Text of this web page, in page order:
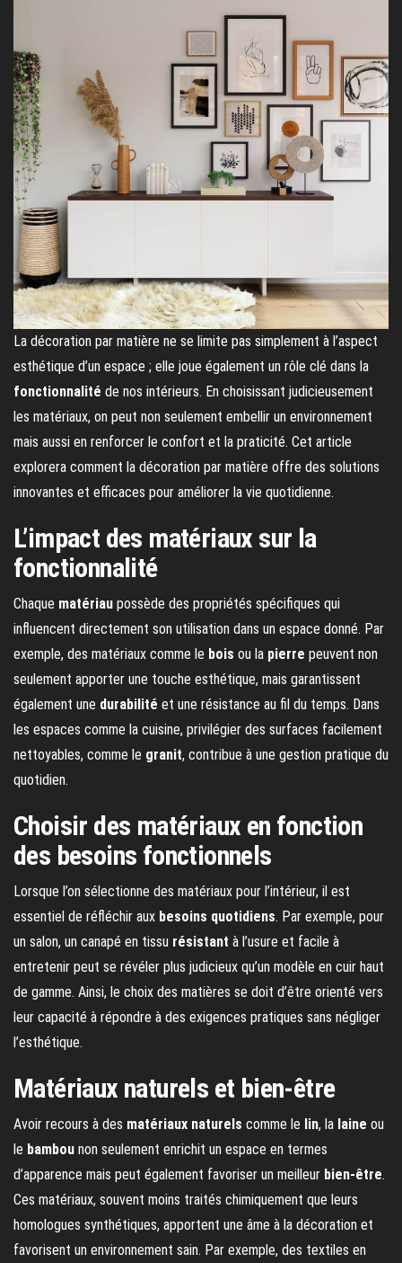
La décoration par matière ne se limite pas simplement à l’aspect
esthétique d’un espace ; elle joue également un rôle clé dans la
fonctionnalité de nos intérieurs. En choisissant judicieusement
les matériaux, on peut non seulement embellir un environnement
mais aussi en renforcer le confort et la praticité. Cet article
explorera comment la décoration par matière offre des solutions
innovantes et efficaces pour améliorer la vie quotidienne.
L’impact des matériaux sur la
fonctionnalité
Chaque matériau possède des propriétés spécifiques qui
influencent directement son utilisation dans un espace donné. Par
exemple, des matériaux comme le bois ou la pierre peuvent non
seulement apporter une touche esthétique, mais garantissent
également une durabilité et une résistance au fil du temps. Dans
les espaces comme la cuisine, privilégier des surfaces facilement
nettoyables, comme le granit, contribue à une gestion pratique du
quotidien.
Choisir des matériaux en fonction
des besoins fonctionnels
Lorsque l’on sélectionne des matériaux pour l’intérieur, il est
essentiel de réfléchir aux besoins quotidiens. Par exemple, pour
un salon, un canapé en tissu résistant à l’usure et facile à
entretenir peut se révéler plus judicieux qu’un modèle en cuir haut
de gamme. Ainsi, le choix des matières se doit d’être orienté vers
leur capacité à répondre à des exigences pratiques sans négliger
l’esthétique.
Matériaux naturels et bien-être
Avoir recours à des matériaux naturels comme le lin, la laine ou
le bambou non seulement enrichit un espace en termes
d’apparence mais peut également favoriser un meilleur bien-être.
Ces matériaux, souvent moins traités chimiquement que leurs
homologues synthétiques, apportent une âme à la décoration et
favorisent un environnement sain. Par exemple, des textiles en